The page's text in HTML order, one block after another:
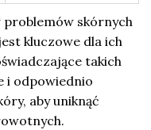
skórnych
kluczowe dla ich
takich
i odpowiednio
aby uniknąć